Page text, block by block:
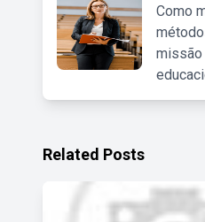
Como
missão
Related Posts